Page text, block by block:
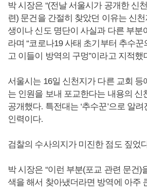
박 시장은 “(전날 서울시가 공개한 신
련) 문건을 간절히 찾았던 이유는 신
생이나 신도 명단이 사실과 다른 부분
라며 “코로나19 사태 초기부터 추수
고 이들이 방역의 구멍”이라고 지적했
서울시는 16일 신천지가 다른 교회 등
는 인원을 보내 포교한다는 내용의 신
공개했다. 특전대는 ‘추수꾼’으로 알
인력이다.
검찰의 수사의지가 미진한 점도 짚었
박 시장은 “이런 부분(포교 관련 문건)
색을 해서 찾아냈더라면 방역에 아주